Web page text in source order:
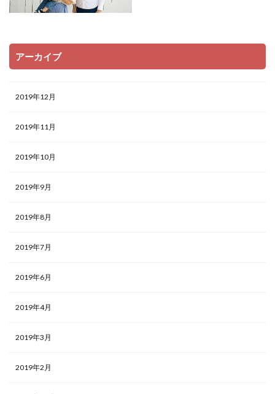
アーカイブ
2019年12月
2019年11月
2019年10月
2019年9月
2019年8月
2019年7月
2019年6月
2019年4月
2019年3月
2019年2月